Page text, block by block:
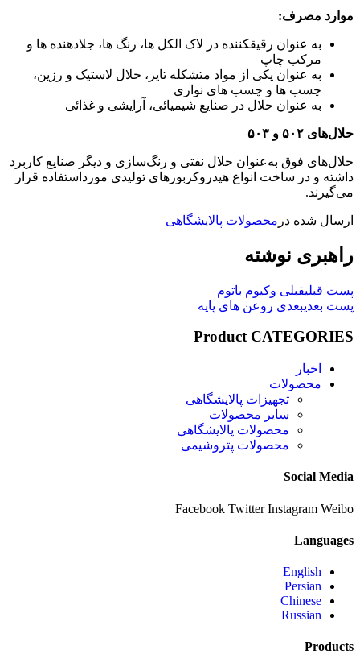
موارد مصرف:
به عنوان رقیق­کننده در لاک الکل ­ها، رنگ­­ ها، جلادهنده ­ها و
مرکب چاپ
به عنوان یکی از مواد متشکله تایر، حلال لاستیک و رزین،
چسب­ ها و چسب ­های نواری
به عنوان حلال در صنایع شیمیائی، آرایشی و غذائی
حلال‌های ۵۰۲ و ۵۰۳
حلال‌های فوق به‌عنوان حلال نفتی و رنگ‌سازی و دیگر صنایع کاربرد
داشته و در ساخت انواع هیدروکربورهای تولیدی مورداستفاده قرار
می‌گیرند.
ارسال شده در محصولات پالایشگاهی
راهبری نوشته
پست قبلیقبلی وکیوم باتوم
پست بعدیبعدی روعن های پایه
Product CATEGORIES
اخبار
محصولات
تجهیزات پالایشگاهی
سایر محصولات
محصولات پالایشگاهی
محصولات پتروشیمی
Social Media
Facebook Twitter Instagram Weibo
Languages
English
Persian
Chinese
Russian
Products